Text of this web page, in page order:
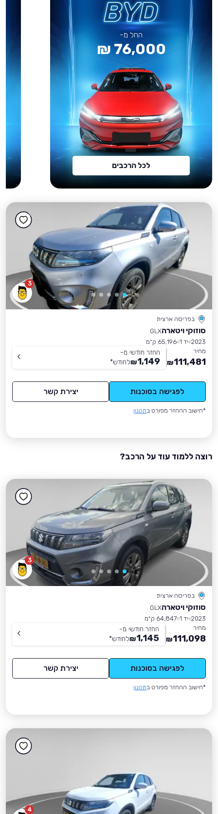
החל מ-
76,000 ₪
לכל הרכבים
3
בפריסה ארצית
סוזוקי ויטארהGLX
2023 יד 1
65,196 ק״מ
מחיר
111,481
₪
החזר חודשי מ-
1,149
₪לחודש*
לפגישה בסוכנות יצירת קשר
*חישוב ההחזר מפורט בתקנון
רוצה ללמוד עוד על הרכב?
3
בפריסה ארצית
סוזוקי ויטארהGLX
2023 יד 1
64,847 ק״מ
מחיר
111,098
₪
החזר חודשי מ-
1,145
₪לחודש*
לפגישה בסוכנות יצירת קשר
*חישוב ההחזר מפורט בתקנון
4